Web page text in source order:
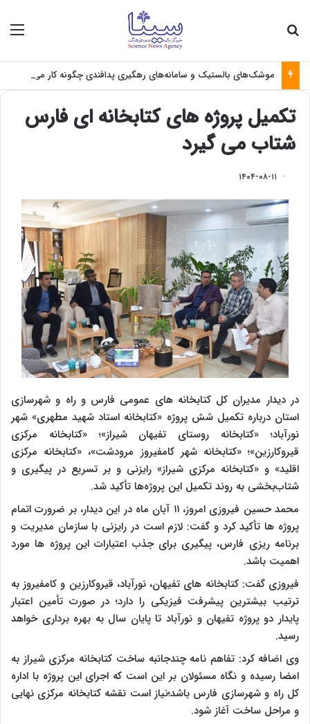
تکمیل پروژه های کتابخانه ای فارس
شتاب می گیرد
۱۴۰۴-۰۸-۱۱
در دیدار مدیران کل کتابخانه های عمومی فارس و راه و شهرسازی
استان درباره تکمیل شش پروژه «کتابخانه استاد شهید مطهری» شهر
نورآباد؛ «کتابخانه روستای تفیهان شیراز»؛ «کتابخانه مرکزی
قیروکارزین»؛ «کتابخانه شهر کامفیروز مرودشت»، «کتابخانه مرکزی
اقلید» و «کتابخانه مرکزی شیراز» رایزنی و بر تسریع در پیگیری و
شتاب‌بخشی به روند تکمیل این پروژه‌ها تأکید شد.
محمد حسین فیروزی امروز، ۱۱ آبان ماه در این دیدار، بر ضرورت اتمام
پروژه ها تأکید کرد و گفت: لازم است در رایزنی با سازمان مدیریت و
برنامه ریزی فارس، پیگیری برای جذب اعتبارات این پروژه ها مورد
اهمیت باشد.
فیروزی گفت: کتابخانه های تفیهان، نورآباد، قیروکارزین و کامفیروز به
ترتیب بیشترین پیشرفت فیزیکی را دارد؛ در صورت تأمین اعتبار
پایدار دو پروژه تفیهان و نورآباد تا پایان سال به بهره برداری خواهد
رسید.
وی اضافه کرد: تفاهم نامه چندجانبه ساخت کتابخانه مرکزی شیراز به
امضا رسیده و نگاه مسئولان بر این است که اجرای این پروژه با اداره
کل راه و شهرسازی فارس باشد؛نیاز است نقشه کتابخانه مرکزی نهایی
و مراحل ساخت آغاز شود.